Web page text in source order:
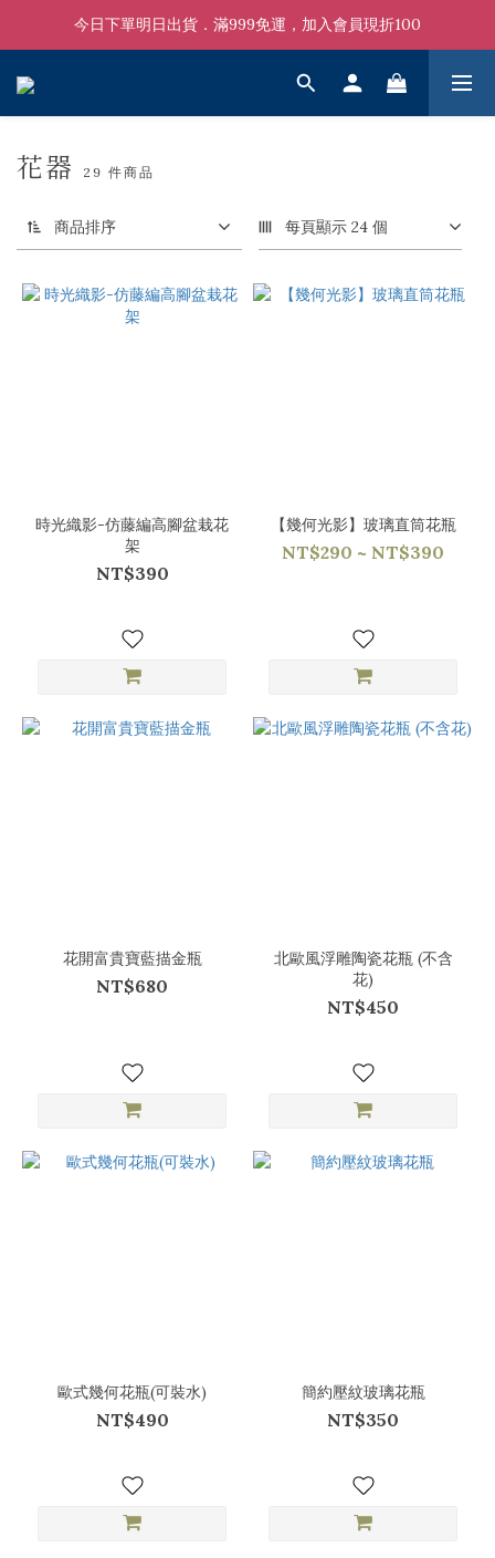
今日下單明日出貨．滿999免運，加入會員現折100
花器 29 件商品
商品排序 每頁顯示 24 個
時光織影-仿藤編高腳盆栽花
架
NT$390
【幾何光影】玻璃直筒花瓶
NT$290 ~ NT$390
花開富貴寶藍描金瓶
NT$680
北歐風浮雕陶瓷花瓶 (不含
花)
NT$450
歐式幾何花瓶(可裝水)
NT$490
簡約壓紋玻璃花瓶
NT$350